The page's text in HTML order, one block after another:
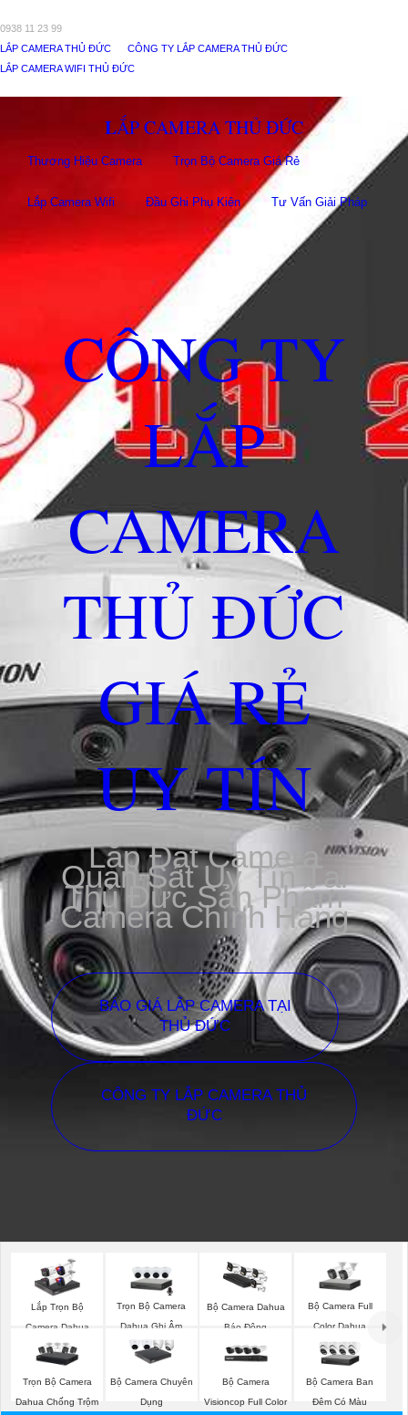
0938 11 23 99
LẮP CAMERA THỦ ĐỨC
CÔNG TY LẮP CAMERA THỦ ĐỨC
LẮP CAMERA WIFI THỦ ĐỨC
LẮP CAMERA THỦ ĐỨC
Thương Hiệu Camera Trọn Bộ Camera Giá Rẻ
Lắp Camera Wifi Đầu Ghi Phụ Kiên Tư Vấn Giải Pháp
CÔNG TY
LẮP
CAMERA
THỦ ĐỨC
GIÁ RẺ
UY TÍN
Lắp Đặt Camera
Quan Sát Uy Tín Tại
Thủ Đức Sản Phẩm
Camera Chính Hãng
BÁO GIÁ LẮP CAMERA TẠI
THỦ ĐỨC
CÔNG TY LẮP CAMERA THỦ
ĐỨC
Lắp Trọn Bộ
Camera Dahua
Trọn Bộ Camera
Dahua Ghi Âm
Bộ Camera Dahua
Báo Động
Bộ Camera Full
Color Dahua
Trọn Bộ Camera
Dahua Chống Trộm
Bộ Camera Chuyên
Dụng
Bộ Camera
Visioncop Full Color
Bộ Camera Ban
Đêm Có Màu